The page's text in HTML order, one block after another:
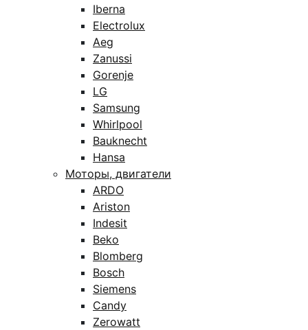
Iberna
Electrolux
Aeg
Zanussi
Gorenje
LG
Samsung
Whirlpool
Bauknecht
Hansa
Моторы, двигатели
ARDO
Ariston
Indesit
Beko
Blomberg
Bosch
Siemens
Candy
Zerowatt